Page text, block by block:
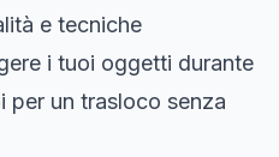
e tecniche
i tuoi oggetti durante
un trasloco senza